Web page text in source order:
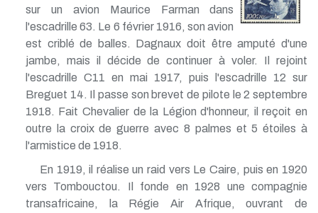
sur un avion Maurice Farman dans
l'escadrille 63. Le 6 février 1916, son avion
est criblé de balles. Dagnaux doit être amputé d'une
jambe, mais il décide de continuer à voler. Il rejoint
l'escadrille C11 en mai 1917, puis l'escadrille 12 sur
Breguet 14. Il passe son brevet de pilote le 2 septembre
1918. Fait Chevalier de la Légion d'honneur, il reçoit en
outre la croix de guerre avec 8 palmes et 5 étoiles à
l'armistice de 1918.
En 1919, il réalise un raid vers Le Caire, puis en 1920
vers Tombouctou. Il fonde en 1928 une compagnie
transafricaine, la Régie Air Afrique, ouvrant de